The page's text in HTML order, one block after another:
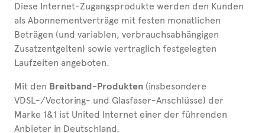
Diese Internet-Zugangsprodukte werden den Kunden
als Abonnementverträge mit festen monatlichen
Beträgen (und variablen, verbrauchsabhängigen
Zusatzentgelten) sowie vertraglich festgelegten
Laufzeiten angeboten.
Mit den Breitband-Produkten (insbesondere
VDSL-/Vectoring- und Glasfaser-Anschlüsse) der
Marke 1&1 ist United Internet einer der führenden
Anbieter in Deutschland.